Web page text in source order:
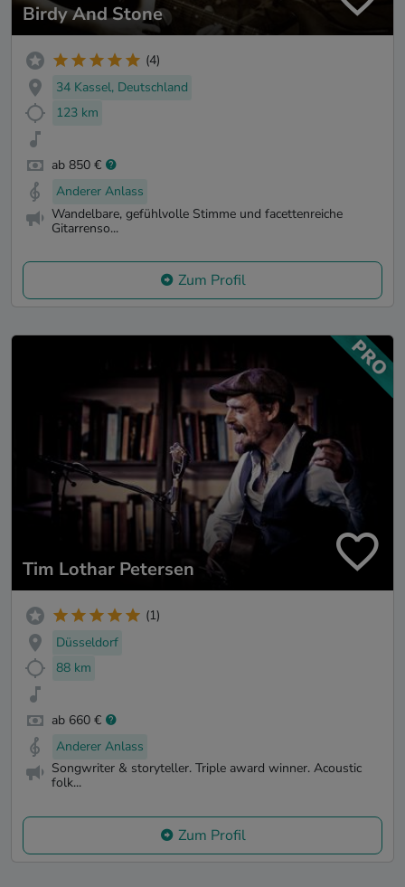
Birdy And Stone
(4)
34 Kassel, Deutschland
123 km
ab 850 €
Anderer Anlass
Wandelbare, gefühlvolle Stimme und facettenreiche
Gitarrenso...
Zum Profil
Tim Lothar Petersen
(1)
Düsseldorf
88 km
ab 660 €
Anderer Anlass
Songwriter & storyteller. Triple award winner. Acoustic
folk...
Zum Profil